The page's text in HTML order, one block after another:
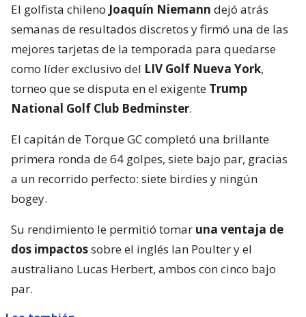
El golfista chileno Joaquín Niemann dejó atrás
semanas de resultados discretos y firmó una de las
mejores tarjetas de la temporada para quedarse
como líder exclusivo del LIV Golf Nueva York,
torneo que se disputa en el exigente Trump
National Golf Club Bedminster.
El capitán de Torque GC completó una brillante
primera ronda de 64 golpes, siete bajo par, gracias
a un recorrido perfecto: siete birdies y ningún
bogey.
Su rendimiento le permitió tomar una ventaja de
dos impactossobre el inglés Ian Poulter y el
australiano Lucas Herbert, ambos con cinco bajo
par.